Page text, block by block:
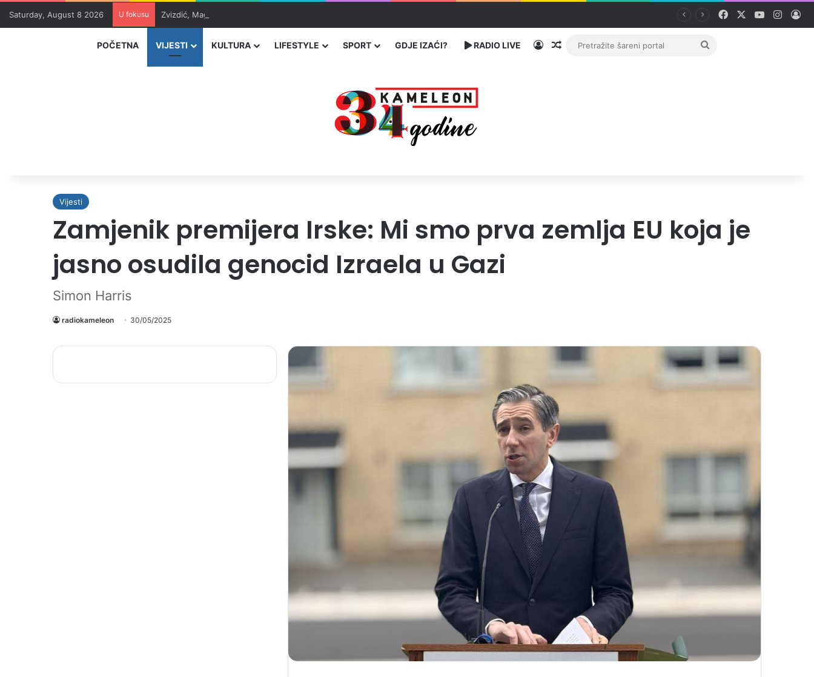
Saturday, August 8 2026 U fokusu Zvizdić, Magazinović i Kojović traže poseban status za Memorijalni centar Srebrenica Facebook YouTube
POČETNA VIJESTI KULTURA LIFESTYLE SPORT GDJE IZAĆI? RADIO LIVE PrijavaRandom članak
Pretražite
Vijesti
Zamjenik premijera Irske: Mi smo prva zemlja EU koja je
jasno osudila genocid Izraela u Gazi
Simon Harris
radiokameleon 30/05/2025